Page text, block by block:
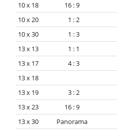
10 x 18 16 : 9
10 x 20 1 : 2
10 x 30 1 : 3
13 x 13 1 : 1
13 x 17 4 : 3
13 x 18
13 x 19 3 : 2
13 x 23 16 : 9
13 x 30 Panorama